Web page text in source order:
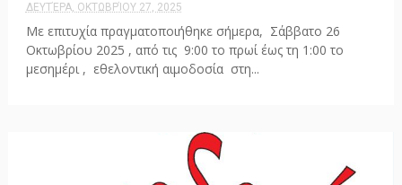
ΔΕΥΤΈΡΑ, ΟΚΤΩΒΡΊΟΥ 27, 2025
Με επιτυχία πραγματοποιήθηκε σήμερα, Σάββατο 26
Οκτωβρίου 2025 , από τις 9:00 το πρωί έως τη 1:00 το
μεσημέρι , εθελοντική αιμοδοσία στη...